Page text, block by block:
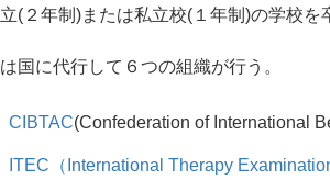
(２年制)または私立校(１年制)の学校を
国に代行して６つの組織が行う。
CIBTAC(Confederation of International
ITEC（International Therapy